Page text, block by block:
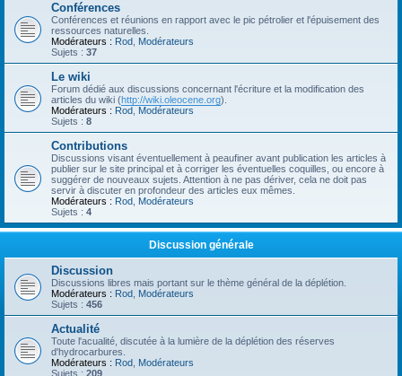
Conférences
Conférences et réunions en rapport avec le pic pétrolier et l'épuisement des
ressources naturelles.
Modérateurs : Rod Modérateurs
Sujets : 37
Le wiki
Forum dédié aux discussions concernant l'écriture et la modification des
articles du wiki (http://wiki.oleocene.org).
Modérateurs : Rod Modérateurs
Sujets : 8
Contributions
Discussions visant éventuellement à peaufiner avant publication les articles à
publier sur le site principal et à corriger les éventuelles coquilles, ou encore à
suggérer de nouveaux sujets. Attention à ne pas dériver, cela ne doit pas
servir à discuter en profondeur des articles eux mêmes.
Modérateurs : Rod Modérateurs
Sujets : 4
Discussion générale
Discussion
Discussions libres mais portant sur le thème général de la déplétion.
Modérateurs : Rod Modérateurs
Sujets : 456
Actualité
Toute l'acualité, discutée à la lumière de la déplétion des réserves
d'hydrocarbures.
Modérateurs : Rod Modérateurs
Sujets : 209